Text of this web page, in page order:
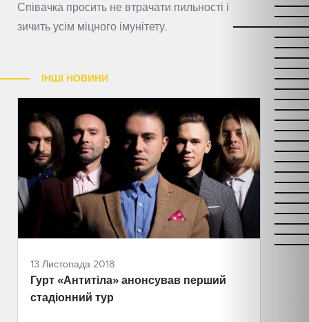
Співачка просить не втрачати пильності і
зичить усім міцного імунітету.
ІНШІ НОВИНИ
13 Листопада 2018
Гурт «Антитіла» анонсував перший
стадіонний тур